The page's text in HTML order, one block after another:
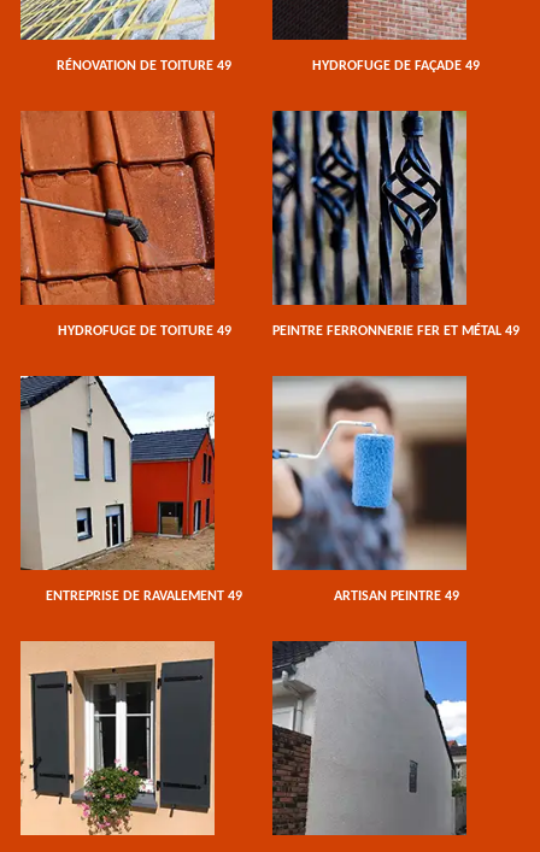
RÉNOVATION DE TOITURE 49 HYDROFUGE DE FAÇADE 49
HYDROFUGE DE TOITURE 49 PEINTRE FERRONNERIE FER ET MÉTAL 49
ENTREPRISE DE RAVALEMENT 49 ARTISAN PEINTRE 49